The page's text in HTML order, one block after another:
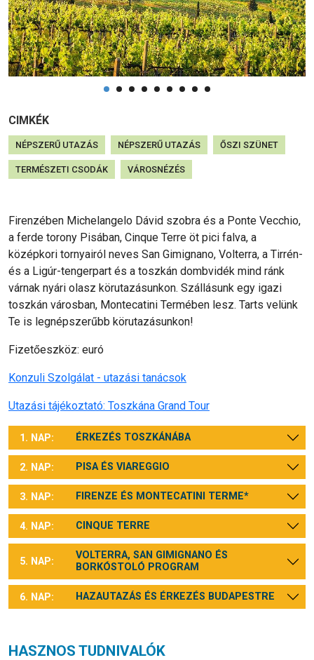
CIMKÉK
NÉPSZERŰ UTAZÁS NÉPSZERŰ UTAZÁS ŐSZI SZÜNET
TERMÉSZETI CSODÁK VÁROSNÉZÉS
Firenzében Michelangelo Dávid szobra és a Ponte Vecchio,
a ferde torony Pisában, Cinque Terre öt pici falva, a
középkori tornyairól neves San Gimignano, Volterra, a Tirrén-
és a Ligúr-tengerpart és a toszkán dombvidék mind ránk
várnak nyári olasz körutazásunkon. Szállásunk egy igazi
toszkán városban, Montecatini Termében lesz. Tarts velünk
Te is legnépszerűbb körutazásunkon!
Fizetőeszköz: euró
Konzuli Szolgálat - utazási tanácsok
Utazási tájékoztató: Toszkána Grand Tour
1. NAP: ÉRKEZÉS TOSZKÁNÁBA
2. NAP: PISA ÉS VIAREGGIO
3. NAP: FIRENZE ÉS MONTECATINI TERME*
4. NAP: CINQUE TERRE
5. NAP:
VOLTERRA, SAN GIMIGNANO ÉS
BORKÓSTOLÓ PROGRAM
6. NAP: HAZAUTAZÁS ÉS ÉRKEZÉS BUDAPESTRE
HASZNOS TUDNIVALÓK